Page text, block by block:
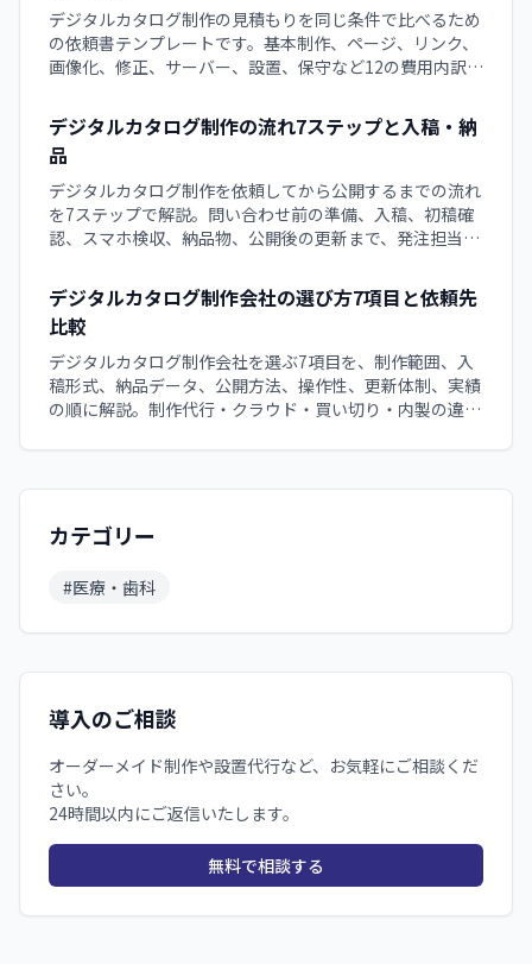
デジタルカタログ制作の見積もりを同じ条件で比べるため
の依頼書テンプレートです。基本制作、ページ、リンク、
画像化、修正、サーバー、設置、保守など12の費用内訳
備項目を解説。依頼文はコピーして使えます。
デジタルカタログ制作の流れ7ステップと入稿・納
品
デジタルカタログ制作を依頼してから公開するまでの流れ
を7ステップで解説。問い合わせ前の準備、入稿、初稿確
認、スマホ検収、納品物、公開後の更新まで、発注担当者
クリスト付きで整理する実務ガイドです。
デジタルカタログ制作会社の選び方7項目と依頼先
比較
デジタルカタログ制作会社を選ぶ7項目を、制作範囲、入
稿形式、納品データ、公開方法、操作性、更新体制、実績
の順に解説。制作代行・クラウド・買い切り・内製の違い
て外注する担当者が、納品後の運用まで比較できるチェッ
カテゴリー
#医療・歯科
導入のご相談
オーダーメイド制作や設置代行など、お気軽にご相談くだ
さい。
24時間以内にご返信いたします。
無料で相談する